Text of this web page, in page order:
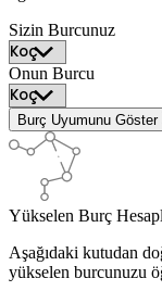
Sizin Burcunuz
Onun Burcu
Burç Uyumunu Göster
Yükselen Burç
Aşağıdaki kutudan
yükselen burcunuzu